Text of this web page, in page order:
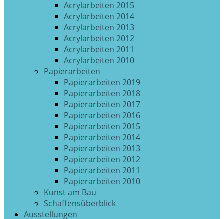
Acrylarbeiten 2015
Acrylarbeiten 2014
Acrylarbeiten 2013
Acrylarbeiten 2012
Acrylarbeiten 2011
Acrylarbeiten 2010
Papierarbeiten
Papierarbeiten 2019
Papierarbeiten 2018
Papierarbeiten 2017
Papierarbeiten 2016
Papierarbeiten 2015
Papierarbeiten 2014
Papierarbeiten 2013
Papierarbeiten 2012
Papierarbeiten 2011
Papierarbeiten 2010
Kunst am Bau
Schaffensüberblick
Ausstellungen